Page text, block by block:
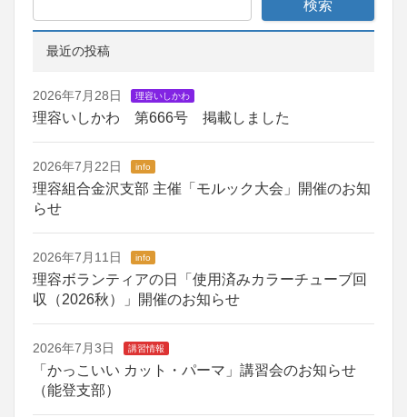
最近の投稿
2026年7月28日 理容いしかわ
理容いしかわ 第666号 掲載しました
2026年7月22日 info
理容組合金沢支部 主催「モルック大会」開催のお知
らせ
2026年7月11日 info
理容ボランティアの日「使用済みカラーチューブ回
収（2026秋）」開催のお知らせ
2026年7月3日 講習情報
「かっこいい カット・パーマ」講習会のお知らせ
（能登支部）